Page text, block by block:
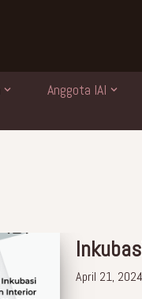
Anggota IAI
April 21, 2024